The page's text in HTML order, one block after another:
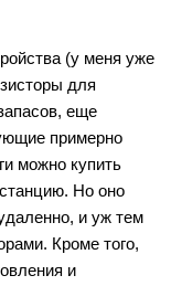
(у меня уже
для
еще
примерно
можно купить
Но оно
и уж тем
Кроме того,
и